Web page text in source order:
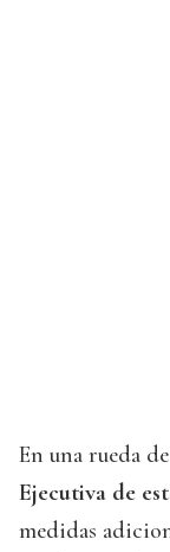
En una rueda
Ejecutiva de
medidas